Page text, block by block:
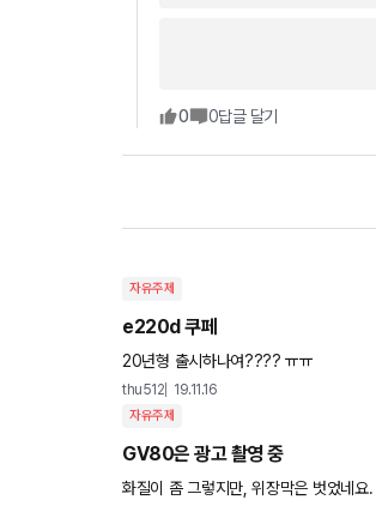
0 0답글 달기
자유주제
e220d 쿠페
20년형 출시하나여???? ㅠㅠ
thu512 19.11.16
자유주제
GV80은 광고 촬영 중